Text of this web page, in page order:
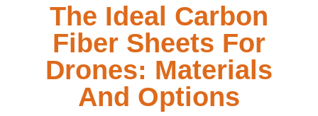
The Ideal Carbon
Fiber Sheets For
Drones: Materials
And Options